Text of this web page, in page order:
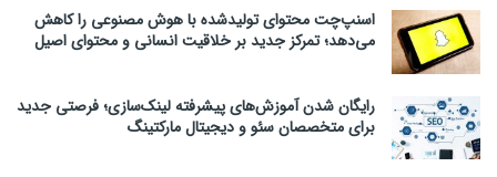
اسنپ‌چت محتوای تولیدشده با هوش مصنوعی را کاهش
می‌دهد؛ تمرکز جدید بر خلاقیت انسانی و محتوای اصیل
رایگان شدن آموزش‌های پیشرفته لینک‌سازی؛ فرصتی جدید
برای متخصصان سئو و دیجیتال مارکتینگ